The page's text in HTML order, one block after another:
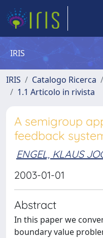
IRIS
IRIS Catalogo Ricerca
1.1 Articolo in rivista
A semigroup
feedback
ENGEL, KLAUS
2003-01-01
Abstract
In this paper we
boundary value